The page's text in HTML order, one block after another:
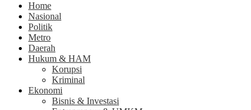
Home
Nasional
Politik
Metro
Daerah
Hukum & HAM
Korupsi
Kriminal
Ekonomi
Bisnis & Investasi